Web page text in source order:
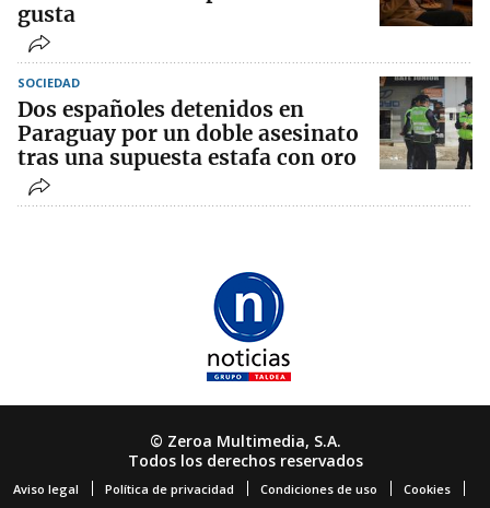
gusta
SOCIEDAD
Dos españoles detenidos en
Paraguay por un doble asesinato
tras una supuesta estafa con oro
© Zeroa Multimedia, S.A.
Todos los derechos reservados
Aviso legal Política de privacidad Condiciones de uso Cookies